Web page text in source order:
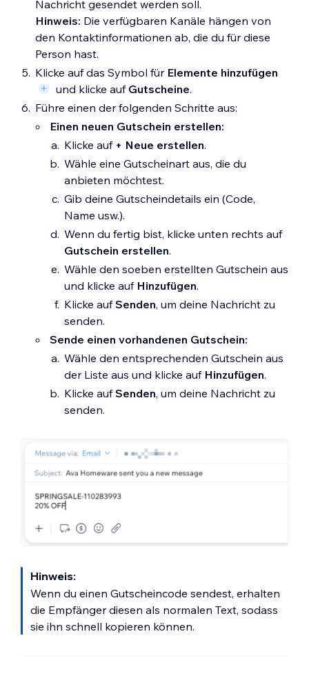
Nachricht gesendet werden soll.
Hinweis: Die verfügbaren Kanäle hängen von
den Kontaktinformationen ab, die du für diese
Person hast.
Klicke auf das Symbol für Elemente hinzufügen
und klicke auf Gutscheine.
Führe einen der folgenden Schritte aus:
Einen neuen Gutschein erstellen:
Klicke auf + Neue erstellen.
Wähle eine Gutscheinart aus, die du
anbieten möchtest.
Gib deine Gutscheindetails ein (Code,
Name usw.).
Wenn du fertig bist, klicke unten rechts auf
Gutschein erstellen.
Wähle den soeben erstellten Gutschein aus
und klicke auf Hinzufügen.
Klicke aufSenden, um deine Nachricht zu
senden.
Sende einen vorhandenen Gutschein:
Wähle den entsprechenden Gutschein aus
der Liste aus und klicke auf Hinzufügen.
Klicke aufSenden, um deine Nachricht zu
senden.
Hinweis:
Wenn du einen Gutscheincode sendest, erhalten
die Empfänger diesen als normalen Text, sodass
sie ihn schnell kopieren können.